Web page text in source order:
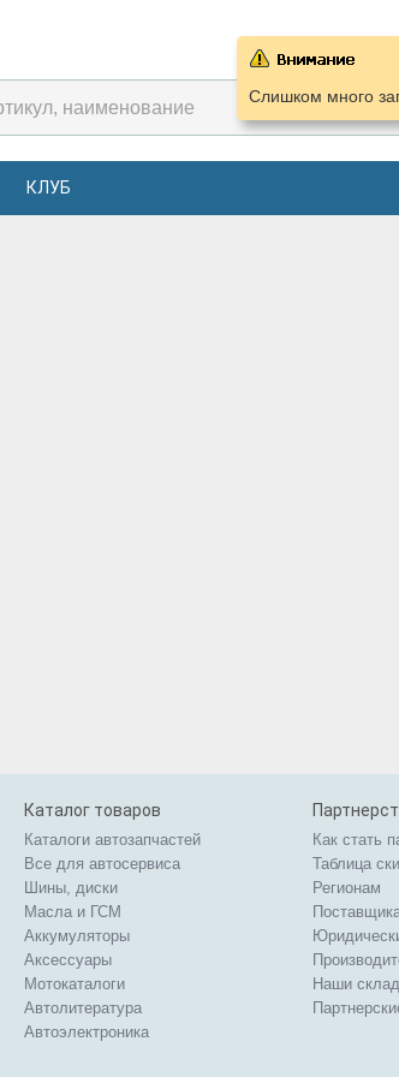
КЛУБ
Слишком много
Каталог товаров
Каталоги автозапчастей
Все для автосервиса
Шины, диски
Масла и ГСМ
Аккумуляторы
Аксессуары
Мотокаталоги
Автолитература
Автоэлектроника
Как стать
Таблица
Регионам
Наши